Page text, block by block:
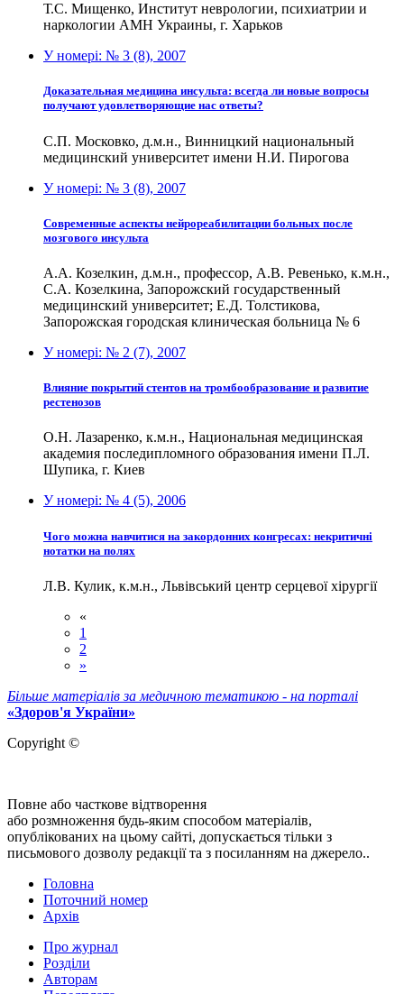
Т.С. Мищенко, Институт неврологии, психиатрии и
наркологии АМН Украины, г. Харьков
У номері: № 3 (8), 2007
Доказательная медицина инсульта: всегда ли новые вопросы
получают удовлетворяющие нас ответы?
С.П. Московко, д.м.н., Винницкий национальный
медицинский университет имени Н.И. Пирогова
У номері: № 3 (8), 2007
Современные аспекты нейрореабилитации больных после
мозгового инсульта
А.А. Козелкин, д.м.н., профессор, А.В. Ревенько, к.м.н.,
С.А. Козелкина, Запорожский государственный
медицинский университет; Е.Д. Толстикова,
Запорожская городская клиническая больница № 6
У номері: № 2 (7), 2007
Влияние покрытий стентов на тромбообразование и развитие
рестенозов
О.Н. Лазаренко, к.м.н., Национальная медицинская
академия последипломного образования имени П.Л.
Шупика, г. Киев
У номері: № 4 (5), 2006
Чого можна навчитися на закордонних конгресах: некритичні
нотатки на полях
Л.В. Кулик, к.м.н., Львівський центр серцевої хірургії
«
1
2
»
Більше матеріалів за медичною тематикою - на порталі
«Здоров'я України»
Copyright ©
Повне або часткове відтворення
або розмноження будь-яким способом матеріалів,
опублікованих на цьому сайті, допускається тільки з
письмового дозволу редакції та з посиланням на джерело..
Головна
Поточний номер
Архів
Про журнал
Розділи
Авторам